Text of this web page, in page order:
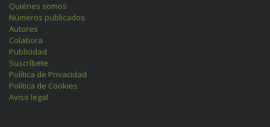
Quiénes somos
Números publicados
Autores
Colabora
Publicidad
Suscríbete
Política de Privacidad
Política de Cookies
Aviso legal